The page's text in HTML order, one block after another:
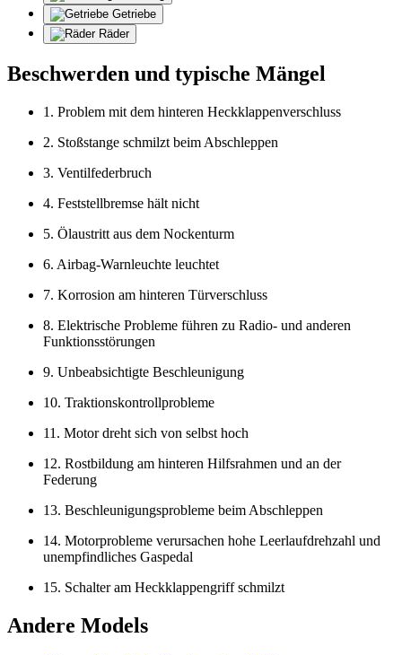
Getriebe
Räder
Beschwerden und typische Mängel
1. Problem mit dem hinteren Heckklappenverschluss
2. Stoßstange schmilzt beim Abschleppen
3. Ventilfederbruch
4. Feststellbremse hält nicht
5. Ölaustritt aus dem Nockenturm
6. Airbag-Warnleuchte leuchtet
7. Korrosion am hinteren Türverschluss
8. Elektrische Probleme führen zu Radio- und anderen
Funktionsstörungen
9. Unbeabsichtigte Beschleunigung
10. Traktionskontrollprobleme
11. Motor dreht sich von selbst hoch
12. Rostbildung am hinteren Hilfsrahmen und an der
Federung
13. Beschleunigungsprobleme beim Abschleppen
14. Motorprobleme verursachen hohe Leerlaufdrehzahl und
unempfindliches Gaspedal
15. Schalter am Heckklappengriff schmilzt
Andere Models